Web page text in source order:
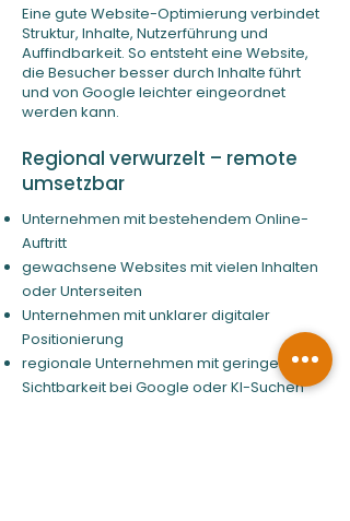
Eine gute Website-Optimierung verbindet
Struktur, Inhalte, Nutzerführung und
Auffindbarkeit. So entsteht eine Website,
die Besucher besser durch Inhalte führt
und von Google leichter eingeordnet
werden kann.
Regional verwurzelt – remote
umsetzbar
Unternehmen mit bestehendem Online-
Auftritt
gewachsene Websites mit vielen Inhalten
oder Unterseiten
Unternehmen mit unklarer digitaler
Positionierung
regionale Unternehmen mit geringer
Sichtbarkeit bei Google oder KI-Suchen